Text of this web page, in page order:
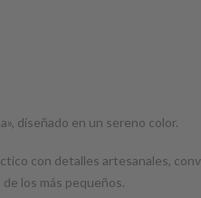
diseñado en un sereno color.
con detalles artesanales,
los más pequeños.